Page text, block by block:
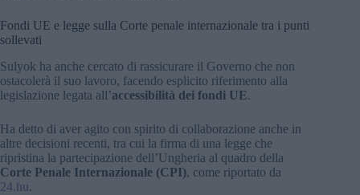
Fondi UE e legge sulla Corte penale internazionale tra i punti
sollevati
Sulyok ha anche cercato di rassicurare il Governo che non
ostacolerà il suo lavoro, facendo esplicito riferimento alla
legislazione legata all’accessibilità dei fondi UE.
Ha detto di aver agito con spirito di collaborazione anche in
altre decisioni recenti, tra cui la firma di una legge che
ripristina la partecipazione dell’Ungheria al quadro della
Corte Penale Internazionale (CPI), come riportato da
24.hu.